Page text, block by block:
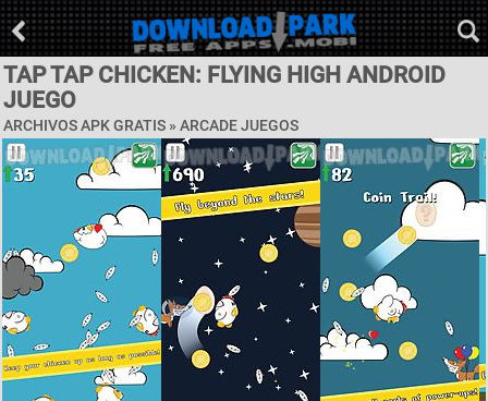
TAP TAP CHICKEN: FLYING HIGH ANDROID
JUEGO
ARCHIVOS APK GRATIS » ARCADE JUEGOS